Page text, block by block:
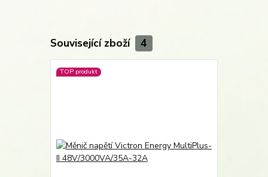
Související zboží 4
TOP produkt